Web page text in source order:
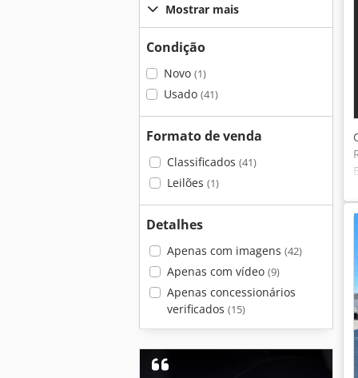
Mostrar mais
Condição
Novo (1)
Usado (41)
Formato de venda
Classificados (41)
Leilões (1)
Detalhes
Apenas com imagens (42)
Apenas com vídeo (9)
Apenas concessionários
verificados (15)